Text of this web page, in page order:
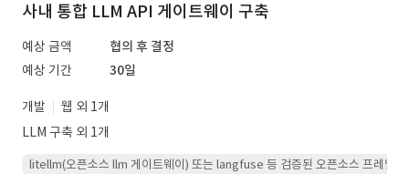
사내 통합 LLM API 게이트웨이 구축
예상 금액
협의 후 결정
예상 기간
30일
개발
웹 외 1개
LLM 구축 외 1개
litellm(오픈소스 llm 게이트웨이) 또는 langfuse 등 검증된 오픈소스 프레임워